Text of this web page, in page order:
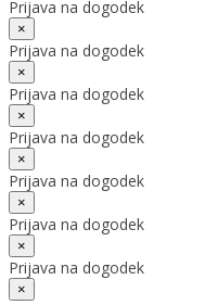
Prijava na dogodek
×
Prijava na dogodek
×
Prijava na dogodek
×
Prijava na dogodek
×
Prijava na dogodek
×
Prijava na dogodek
×
Prijava na dogodek
×